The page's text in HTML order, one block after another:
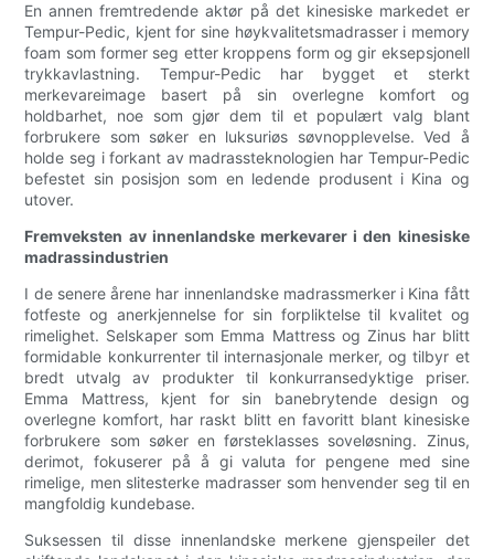
En annen fremtredende aktør på det kinesiske markedet er
Tempur-Pedic, kjent for sine høykvalitetsmadrasser i memory
foam som former seg etter kroppens form og gir eksepsjonell
trykkavlastning. Tempur-Pedic har bygget et sterkt
merkevareimage basert på sin overlegne komfort og
holdbarhet, noe som gjør dem til et populært valg blant
forbrukere som søker en luksuriøs søvnopplevelse. Ved å
holde seg i forkant av madrassteknologien har Tempur-Pedic
befestet sin posisjon som en ledende produsent i Kina og
utover.
Fremveksten av innenlandske merkevarer i den kinesiske
madrassindustrien
I de senere årene har innenlandske madrassmerker i Kina fått
fotfeste og anerkjennelse for sin forpliktelse til kvalitet og
rimelighet. Selskaper som Emma Mattress og Zinus har blitt
formidable konkurrenter til internasjonale merker, og tilbyr et
bredt utvalg av produkter til konkurransedyktige priser.
Emma Mattress, kjent for sin banebrytende design og
overlegne komfort, har raskt blitt en favoritt blant kinesiske
forbrukere som søker en førsteklasses soveløsning. Zinus,
derimot, fokuserer på å gi valuta for pengene med sine
rimelige, men slitesterke madrasser som henvender seg til en
mangfoldig kundebase.
Suksessen til disse innenlandske merkene gjenspeiler det